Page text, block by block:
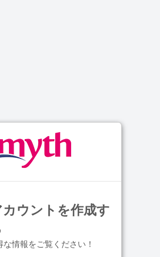
ウントを作成す
情報をご覧ください！